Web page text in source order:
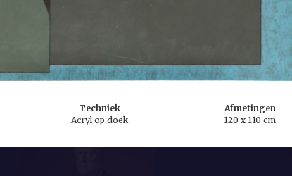
Techniek
Acryl op doek
Afmetingen
120 x 110 cm